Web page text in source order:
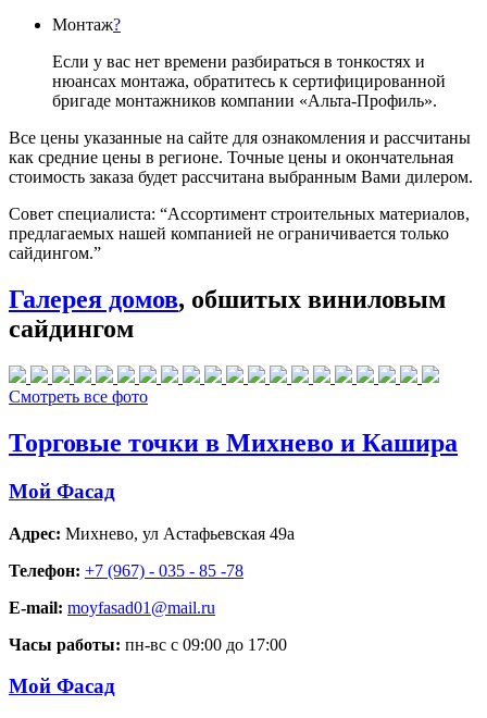
Монтаж?
Если у вас нет времени разбираться в тонкостях и
нюансах монтажа, обратитесь к сертифицированной
бригаде монтажников компании «Альта-Профиль».
Все цены указанные на сайте для ознакомления и рассчитаны
как средние цены в регионе. Точные цены и окончательная
стоимость заказа будет рассчитана выбранным Вами дилером.
Совет специалиста: “Ассортимент строительных материалов,
предлагаемых нашей компанией не ограничивается только
сайдингом.”
Галерея домов, обшитых виниловым
сайдингом
Смотреть все фото
Торговые точки в Михнево и Кашира
Мой Фасад
Адрес: Михнево, ул Астафьевская 49а
Телефон: +7 (967) - 035 - 85 -78
E-mail: moyfasad01@mail.ru
Часы работы: пн-вс с 09:00 до 17:00
Мой Фасад